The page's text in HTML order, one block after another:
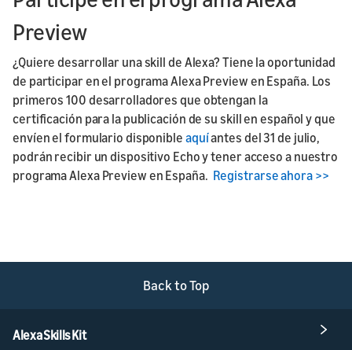
Preview
¿Quiere desarrollar una skill de Alexa? Tiene la oportunidad
de participar en el programa Alexa Preview en España. Los
primeros 100 desarrolladores que obtengan la
certificación para la publicación de su skill en español y que
envíen el formulario disponible aquíantes del 31 de julio,
podrán recibir un dispositivo Echo y tener acceso a nuestro
programa Alexa Preview en España. Registrarse ahora >>
Back to Top
Alexa Skills Kit